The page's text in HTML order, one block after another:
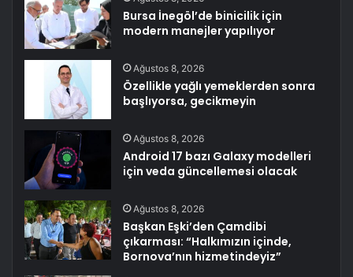
Bursa İnegöl’de binicilik için
modern manejler yapılıyor
Ağustos 8, 2026
Özellikle yağlı yemeklerden sonra
başlıyorsa, gecikmeyin
Ağustos 8, 2026
Android 17 bazı Galaxy modelleri
için veda güncellemesi olacak
Ağustos 8, 2026
Başkan Eşki’den Çamdibi
çıkarması: “Halkımızın içinde,
Bornova’nın hizmetindeyiz”